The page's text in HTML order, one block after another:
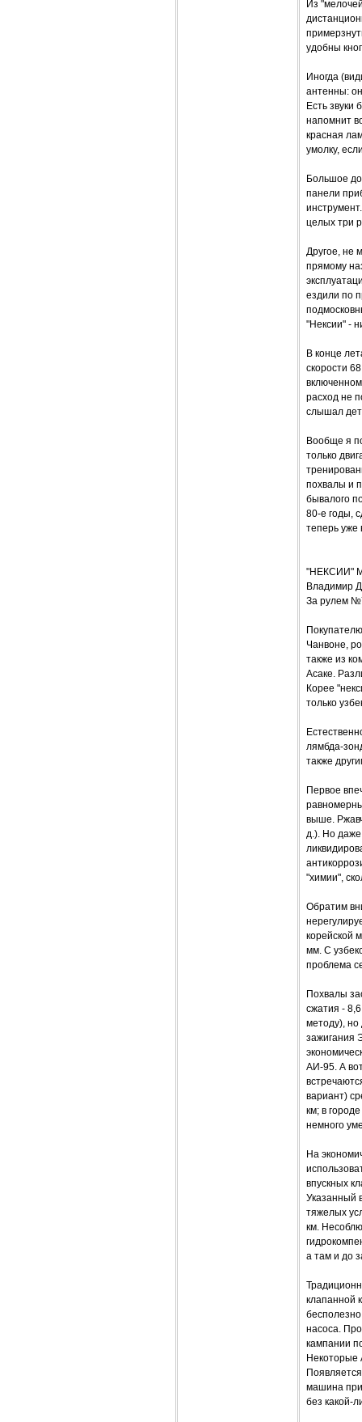
Из
удобны
Иногда
антенны:
Есть звуки
напомнит
красная
умолку,
Большое
панели
целых три
Другое, не
прямому
ездили по
"Нексии" -
В конце
скорости
расход не
слышал
Вообще я
только
похвалы и
бывалого
80-е годы,
теперь уже
"НЕКСИИ"
Владимир
За рулем
Чанвоне,
также из
Асаке.
Корее
только
лямбда-
также
Первое
выше.
д.). Но даже
"химии",
Обратим
корейской
мм. С
проблема
Похвалы
сжатия -
методу),
зажигания
АИ-95. А
вариант)
км; в
немного
На
впускных
Указанный
тяжелых
км.
а там и до
клапанной
насоса.
кампании
Некоторые
машина
без какой-